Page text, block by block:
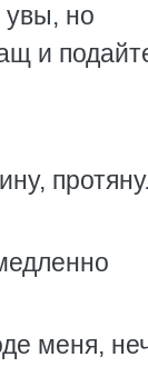
увы, но
и
меня,